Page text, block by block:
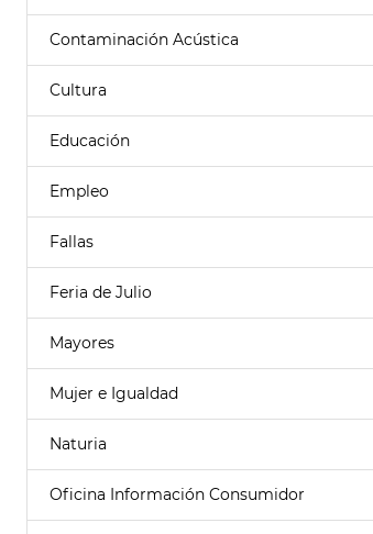
Contaminación Acústica
Cultura
Educación
Empleo
Fallas
Feria de Julio
Mayores
Mujer e Igualdad
Naturia
Oficina Información Consumidor